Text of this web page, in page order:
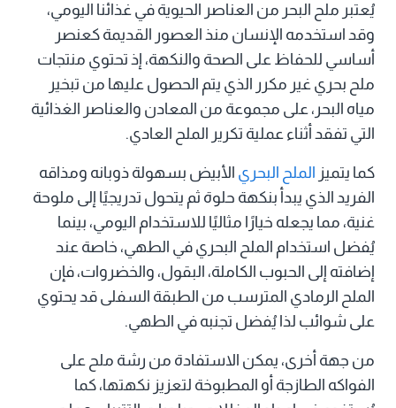
يُعتبر ملح البحر من العناصر الحيوية في غذائنا اليومي،
وقد استخدمه الإنسان منذ العصور القديمة كعنصر
أساسي للحفاظ على الصحة والنكهة، إذ تحتوي منتجات
ملح بحري غير مكرر الذي يتم الحصول عليها من تبخير
مياه البحر، على مجموعة من المعادن والعناصر الغذائية
التي تفقد أثناء عملية تكرير الملح العادي.
كما يتميز الملح البحري الأبيض بسهولة ذوبانه ومذاقه
الفريد الذي يبدأ بنكهة حلوة ثم يتحول تدريجيًا إلى ملوحة
غنية، مما يجعله خيارًا مثاليًا للاستخدام اليومي، بينما
يُفضل استخدام الملح البحري في الطهي، خاصة عند
إضافته إلى الحبوب الكاملة، البقول، والخضروات، فإن
الملح الرمادي المترسب من الطبقة السفلى قد يحتوي
على شوائب لذا يُفضل تجنبه في الطهي.
من جهة أخرى، يمكن الاستفادة من رشة ملح على
الفواكه الطازجة أو المطبوخة لتعزيز نكهتها، كما